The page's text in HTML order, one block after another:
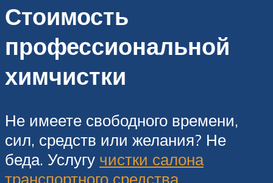
Стоимость
профессиональной
химчистки
Не имеете свободного времени,
сил, средств или желания? Не
беда. Услугу чистки салона
транспортного средства